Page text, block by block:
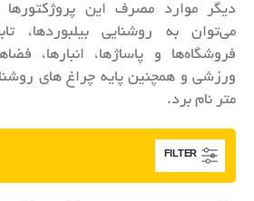
دیگر موارد مصرف این پروژکتورها
می‌توان به روشنایی بیلبوردها،
فروشگاه‌ها و پاساژها، انبارها،
متر نام برد.
FILTER